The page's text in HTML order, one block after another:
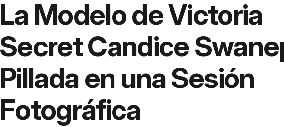
La Modelo de Victoria
Secret Candice
Pillada en una Sesión
Fotográfica